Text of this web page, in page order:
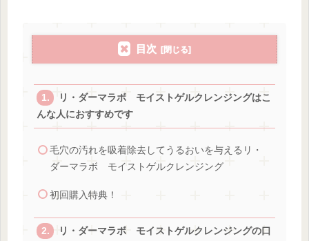
目次
リ・ダーマラボ モイストゲルクレンジングはこ
んな人におすすめです
毛穴の汚れを吸着除去してうるおいを与えるリ・
ダーマラボ モイストゲルクレンジング
初回購入特典！
リ・ダーマラボ モイストゲルクレンジングの口